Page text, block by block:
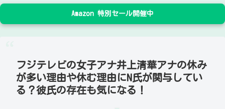
Amazon 特別セール開催中
フジテレビの女子アナ井上清華アナの休み
が多い理由や休む理由にN氏が関与してい
る？彼氏の存在も気になる！